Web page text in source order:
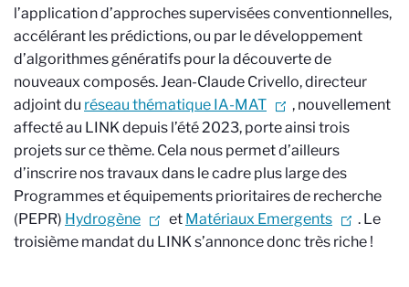
l’application d’approches supervisées conventionnelles,
accélérant les prédictions, ou par le développement
d’algorithmes génératifs pour la découverte de
nouveaux composés. Jean-Claude Crivello, directeur
adjoint du réseau thématique IA-MAT
, nouvellement
affecté au LINK depuis l’été 2023, porte ainsi trois
projets sur ce thème. Cela nous permet d’ailleurs
d’inscrire nos travaux dans le cadre plus large des
Programmes et équipements prioritaires de recherche
(PEPR) Hydrogène et Matériaux Emergents
. Le
troisième mandat du LINK s’annonce donc très riche !